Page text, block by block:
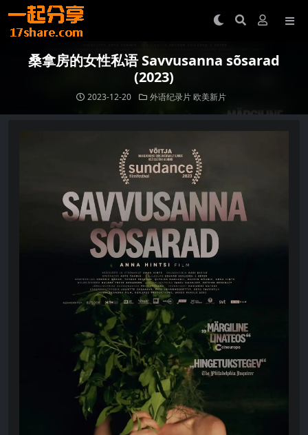
桑拿房的女性私语 Savvusanna sõsarad
(2023)
2023-12-20 外语纪录片欧美新片